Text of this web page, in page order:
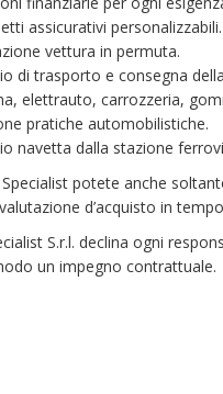
assicurativi personalizzabili.
vettura in permuta.
di trasporto e consegna
elettrauto, carrozzeria,
pratiche automobilistiche.
navetta dalla stazione
Specialist potete anche
d’acquisto in
S.r.l. declina ogni
un impegno contrattuale.